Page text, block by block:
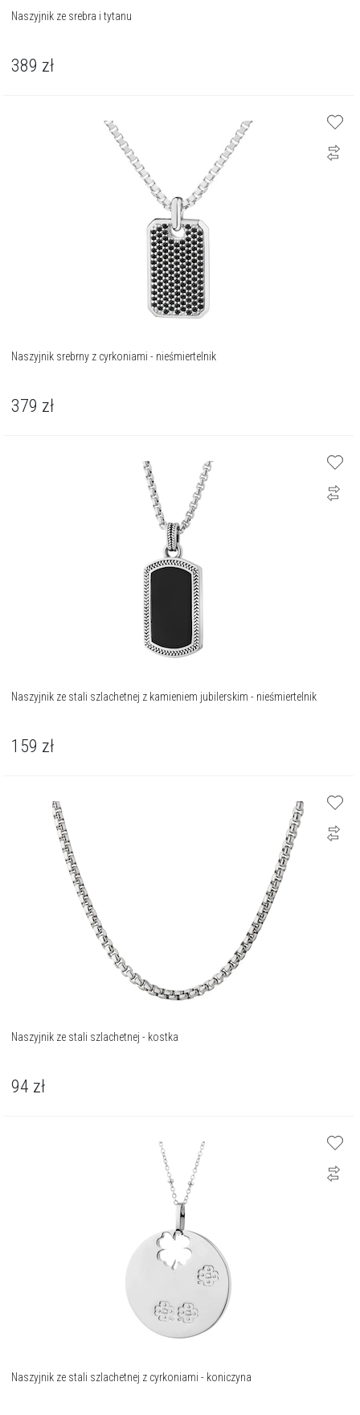
Naszyjnik ze srebra i tytanu
389 zł
Naszyjnik srebrny z cyrkoniami - nieśmiertelnik
379 zł
Naszyjnik ze stali szlachetnej z kamieniem jubilerskim - nieśmiertelnik
159 zł
Naszyjnik ze stali szlachetnej - kostka
94 zł
Naszyjnik ze stali szlachetnej z cyrkoniami - koniczyna